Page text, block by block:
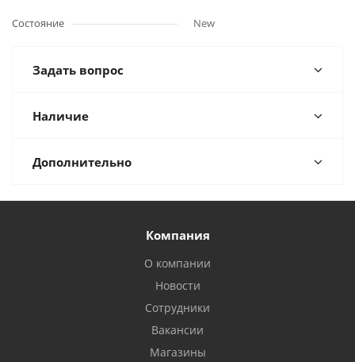
Состояние New
Задать вопрос
Наличие
Дополнительно
Компания
О компании
Новости
Сотрудники
Вакансии
Магазины